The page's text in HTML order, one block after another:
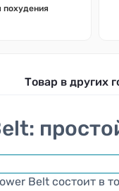
похудения
Товар в других
Belt состоит в